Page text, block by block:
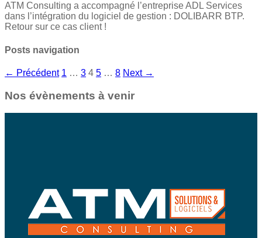
ATM Consulting a accompagné l’entreprise ADL Services
dans l’intégration du logiciel de gestion : DOLIBARR BTP.
Retour sur ce cas client !
Posts navigation
← Précédent 1 … 3 4 5 … 8 Next →
Nos évènements à venir